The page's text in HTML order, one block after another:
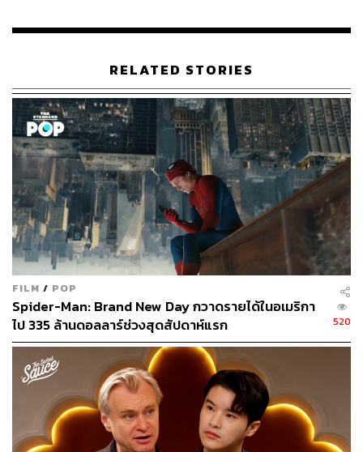
RELATED STORIES
FILM / POP
Spider-Man: Brand New Day กวาดรายได้ในอเมริกา
ไป 335 ล้านดอลลาร์ช่วงสุดสัปดาห์แรก
520